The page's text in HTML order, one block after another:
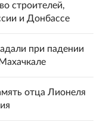
строителей,
и Донбассе
при падении
отца Лионеля